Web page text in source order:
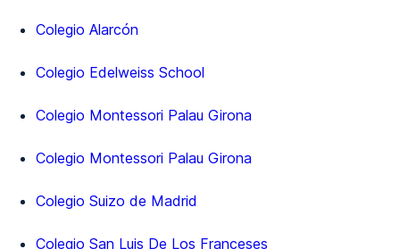
Colegio Alarcón
Colegio Edelweiss School
Colegio Montessori Palau Girona
Colegio Montessori Palau Girona
Colegio Suizo de Madrid
Colegio San Luis De Los Franceses